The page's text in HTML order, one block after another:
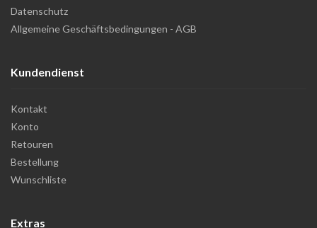
Datenschutz
Allgemeine Geschäftsbedingungen - AGB
Kundendienst
Kontakt
Konto
Retouren
Bestellung
Wunschliste
Extras